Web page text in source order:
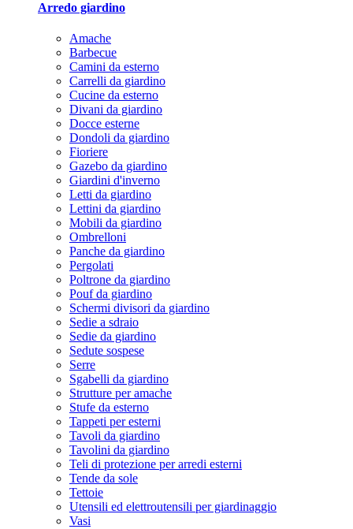
Arredo giardino
Amache
Barbecue
Camini da esterno
Carrelli da giardino
Cucine da esterno
Divani da giardino
Docce esterne
Dondoli da giardino
Fioriere
Gazebo da giardino
Giardini d'inverno
Letti da giardino
Lettini da giardino
Mobili da giardino
Ombrelloni
Panche da giardino
Pergolati
Poltrone da giardino
Pouf da giardino
Schermi divisori da giardino
Sedie a sdraio
Sedie da giardino
Sedute sospese
Serre
Sgabelli da giardino
Strutture per amache
Stufe da esterno
Tappeti per esterni
Tavoli da giardino
Tavolini da giardino
Teli di protezione per arredi esterni
Tende da sole
Tettoie
Utensili ed elettroutensili per giardinaggio
Vasi